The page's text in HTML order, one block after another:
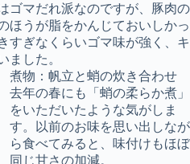
ゴマだれ派なのですが、豚肉の
ほうが脂をかんじておいしかっ
すぎなくらいゴマ味が強く、キ
ました。
煮物：帆立と蛸の炊き合わせ
去年の春にも「蛸の柔らか煮」
をいただいたような気がしま
す。以前のお味を思い出しなが
ら食べてみると、味付けもほぼ
同じ甘さの加減。